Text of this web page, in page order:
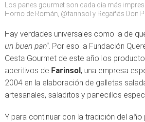
Los panes gourmet son cada día más
Horno de Román, @farinsol y Regañás Don
Hay verdades universales como la de
un buen pan". Por eso la Fundación
Cesta Gourmet de este año los
aperitivos de Farinsol, una empresa
2004 en la elaboración de galletas
artesanales, saladitos y panecillos
Y para continuar con la tradición del año